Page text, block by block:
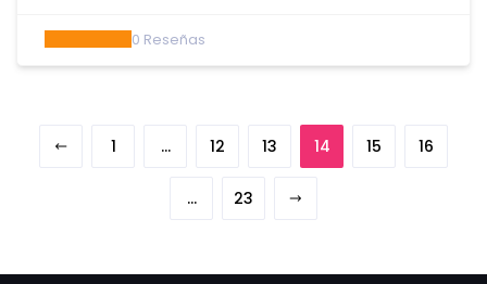
0 Reseñas
1 … 12 13 14 15 16
… 23